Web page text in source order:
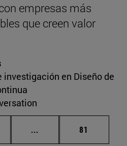
empresas más
que creen valor
investigación en Diseño de
... Páginas intermedias
Página
81